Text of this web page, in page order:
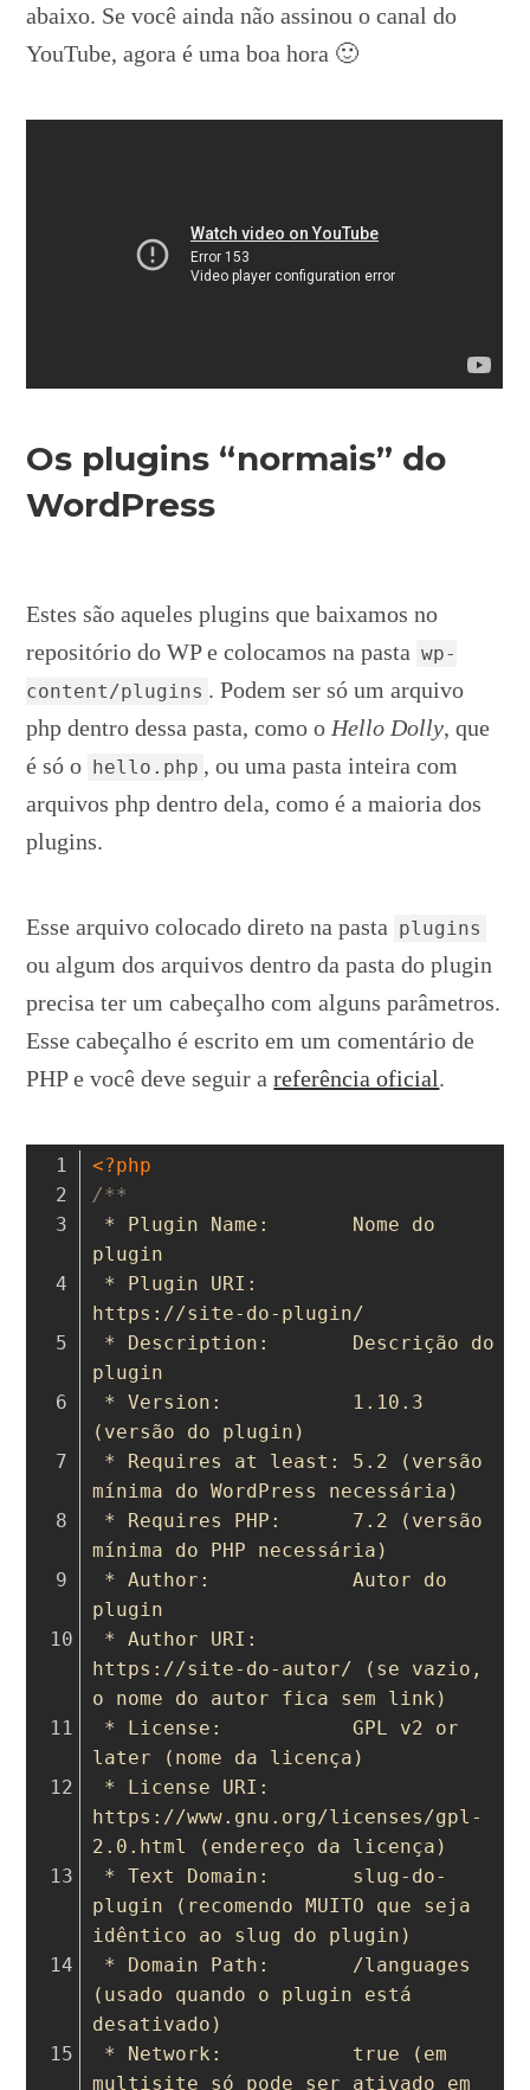
abaixo. Se você ainda não assinou o canal do
YouTube, agora é uma boa hora 🙂
Os plugins “normais” do
WordPress
Estes são aqueles plugins que baixamos no
repositório do WP e colocamos na pasta wp-
content/plugins . Podem ser só um arquivo
php dentro dessa pasta, como o Hello Dolly, que
é só o hello.php , ou uma pasta inteira com
arquivos php dentro dela, como é a maioria dos
plugins.
Esse arquivo colocado direto na pasta plugins
ou algum dos arquivos dentro da pasta do plugin
precisa ter um cabeçalho com alguns parâmetros.
Esse cabeçalho é escrito em um comentário de
PHP e você deve seguir areferência oficial.
<?php
/**
plugin
https://site-do-plugin/
plugin
(versão do plugin)
mínima do WordPress necessária)
mínima do PHP necessária)
plugin
https://site-do-autor/ (se vazio,
o nome do autor fica sem link)
later (nome da licença)
https://www.gnu.org/licenses/gpl-
2.0.html (endereço da licença)
plugin (recomendo MUITO que seja
idêntico ao slug do plugin)
(usado quando o plugin está
desativado)
multisite só pode ser ativado em